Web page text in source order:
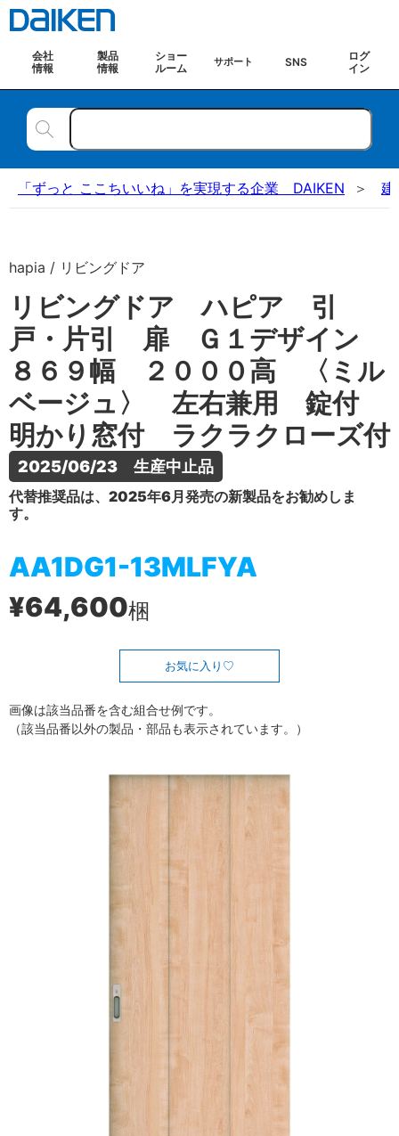
会社
情報
製品
情報
ショー
ルーム
サポート SNS
ログ
イン
「ずっと ここちいいね」を実現する企業 DAIKEN 建
hapia / リビングドア
リビングドア ハピア 引
戸・片引 扉 Ｇ１デザイン
８６９幅 ２０００高 〈ミル
ベージュ〉 左右兼用 錠付
明かり窓付 ラクラクローズ付
2025/06/23　生産中止品
代替推奨品は、2025年6月発売の新製品をお勧めしま
す。
AA1DG1-13MLFYA
¥64,600梱
お気に入り
画像は該当品番を含む組合せ例です。
（該当品番以外の製品・部品も表示されています。）